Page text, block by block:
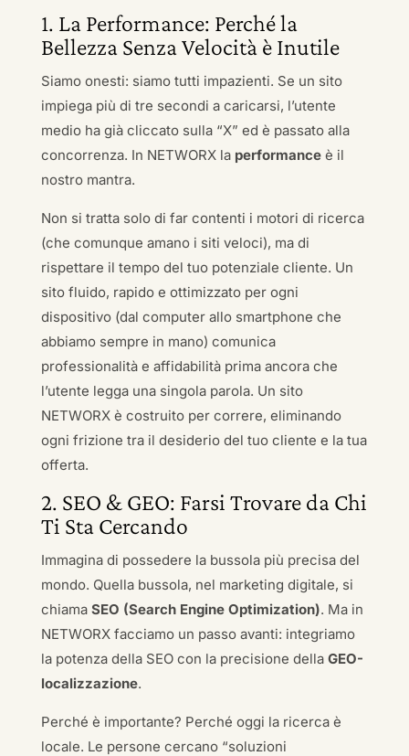
1. La Performance: Perché la
Bellezza Senza Velocità è Inutile
Siamo onesti: siamo tutti impazienti. Se un sito
impiega più di tre secondi a caricarsi, l’utente
medio ha già cliccato sulla “X” ed è passato alla
concorrenza. In NETWORX la performanceè il
nostro mantra.
Non si tratta solo di far contenti i motori di ricerca
(che comunque amano i siti veloci), ma di
rispettare il tempo del tuo potenziale cliente. Un
sito fluido, rapido e ottimizzato per ogni
dispositivo (dal computer allo smartphone che
abbiamo sempre in mano) comunica
professionalità e affidabilità prima ancora che
l’utente legga una singola parola. Un sito
NETWORX è costruito per correre, eliminando
ogni frizione tra il desiderio del tuo cliente e la tua
offerta.
2. SEO & GEO: Farsi Trovare da Chi
Ti Sta Cercando
Immagina di possedere la bussola più precisa del
mondo. Quella bussola, nel marketing digitale, si
chiama SEO (Search Engine Optimization). Ma in
NETWORX facciamo un passo avanti: integriamo
la potenza della SEO con la precisione della GEO-
localizzazione.
Perché è importante? Perché oggi la ricerca è
locale. Le persone cercano “soluzioni